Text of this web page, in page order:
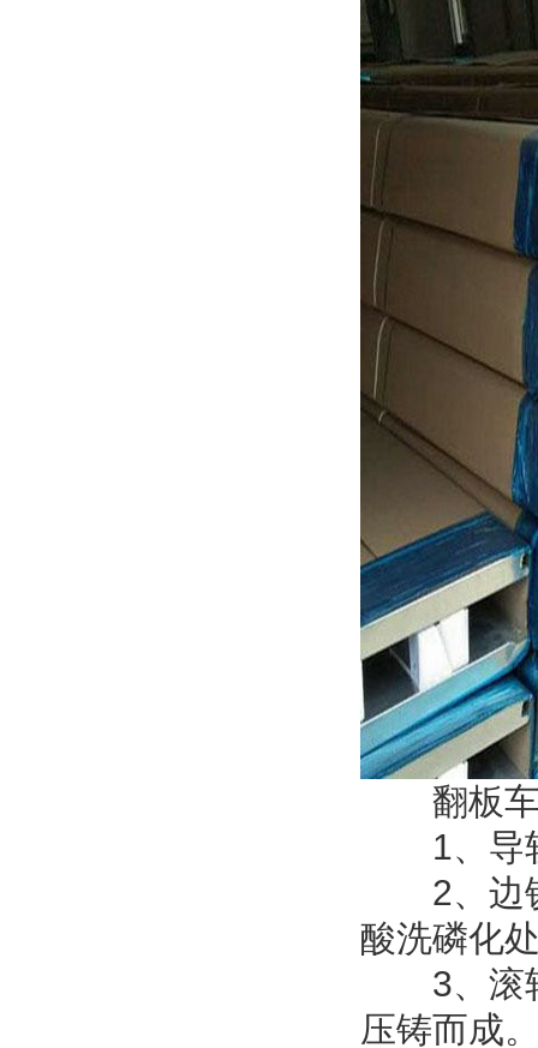
翻板车
1、导轨
2、边铰
酸洗磷化
3、滚轮
压铸而成